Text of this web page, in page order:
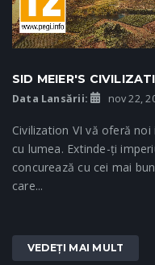
SID MEIER'S
Data Lansării: nov 22,
Civilization VI vă oferă
cu lumea. Extinde-ți
concurează cu cei mai
care...
VEDEȚI MAI MULT